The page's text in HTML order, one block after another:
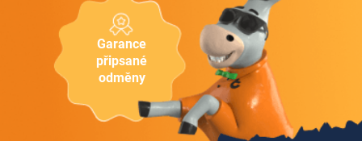
Garance
připsané
odměny